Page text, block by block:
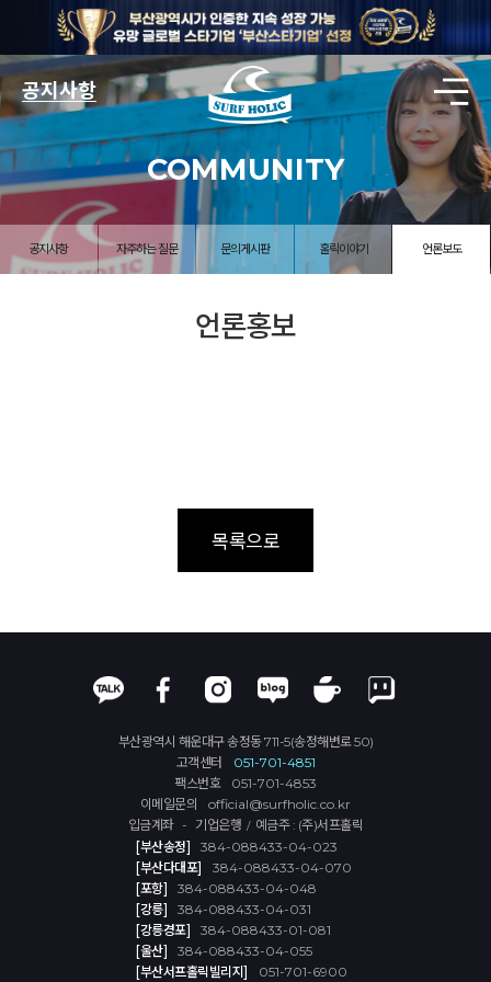
공지사항
COMMUNITY
공지사항 자주하는 질문 문의게시판 홀릭이야기 언론보도
언론홍보
목록으로
부산광역시 해운대구 송정동 711-5(송정해변로 50)
고객센터
051-701-4851
팩스번호
051-701-4853
이메일문의
official@surfholic.co.kr
입금계좌 - 기업은행/예금주 : (주)서프홀릭
[부산송정]
384-088433-04-023
[부산다대포]
384-088433-04-070
[포항]
384-088433-04-048
[강릉]
384-088433-04-031
[강릉경포]
384-088433-01-081
[울산]
384-088433-04-055
[부산서프홀릭빌리지]
051-701-6900